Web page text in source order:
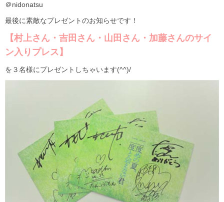
＠nidonatsu
最後に素敵なプレゼントのお知らせです！
【村上さん・吉田さん・山田さん・加藤さんのサイ
ン入りプレス】
を３名様にプレゼントしちゃいます(^^)/